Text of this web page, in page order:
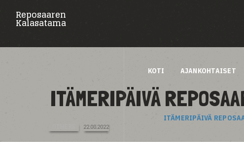
Reposaaren
Kalasatama
KOTI AJANKOHTAISET
ITÄMERIPÄIVÄ
ITÄMERIPÄIVÄ
22.08.2022